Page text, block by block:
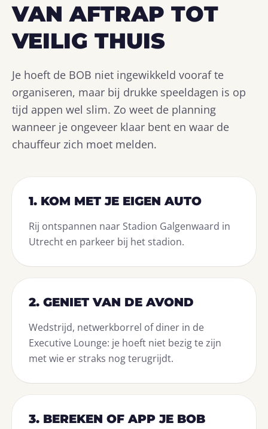
VAN AFTRAP TOT
VEILIG THUIS
Je hoeft de BOB niet ingewikkeld vooraf te
organiseren, maar bij drukke speeldagen is op
tijd appen wel slim. Zo weet de planning
wanneer je ongeveer klaar bent en waar de
chauffeur zich moet melden.
1. KOM MET JE EIGEN AUTO
Rij ontspannen naar Stadion Galgenwaard in
Utrecht en parkeer bij het stadion.
2. GENIET VAN DE AVOND
Wedstrijd, netwerkborrel of diner in de
Executive Lounge: je hoeft niet bezig te zijn
met wie er straks nog terugrijdt.
3. BEREKEN OF APP JE BOB